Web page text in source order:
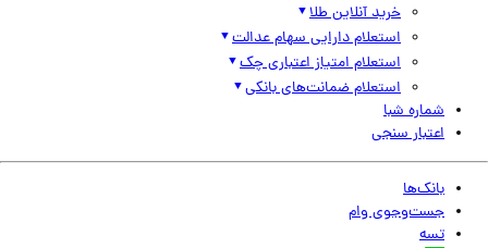
خرید آنلاین طلا
استعلام دارایی سهام عدالت
استعلام امتیاز اعتباری چک
استعلام ضمانت‌های بانکی
شماره شبا
اعتبار سنجی
بانک‌ها
جست‌وجوی وام
تسه